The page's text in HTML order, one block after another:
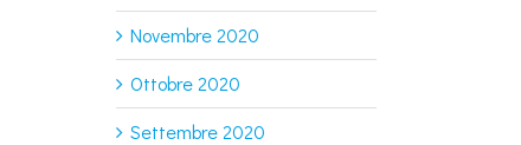
Novembre 2020
Ottobre 2020
Settembre 2020